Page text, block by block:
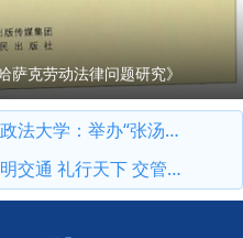
萨克劳动法律问题研究》
杯”陕西高校廉洁文化作品征集评展活动颁奖典礼
安大队联动多部门在西北政法大学开展主题宣传活动